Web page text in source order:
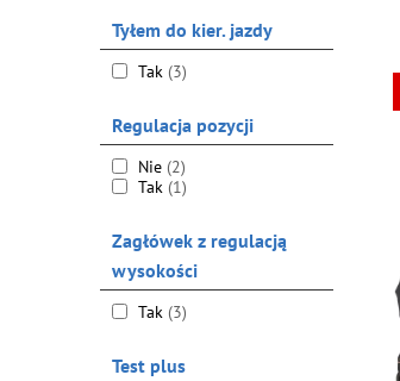
Tyłem do kier. jazdy
Tak (3)
Regulacja pozycji
Nie (2)
Tak (1)
Zagłówek z regulacją
wysokości
Tak (3)
Test plus